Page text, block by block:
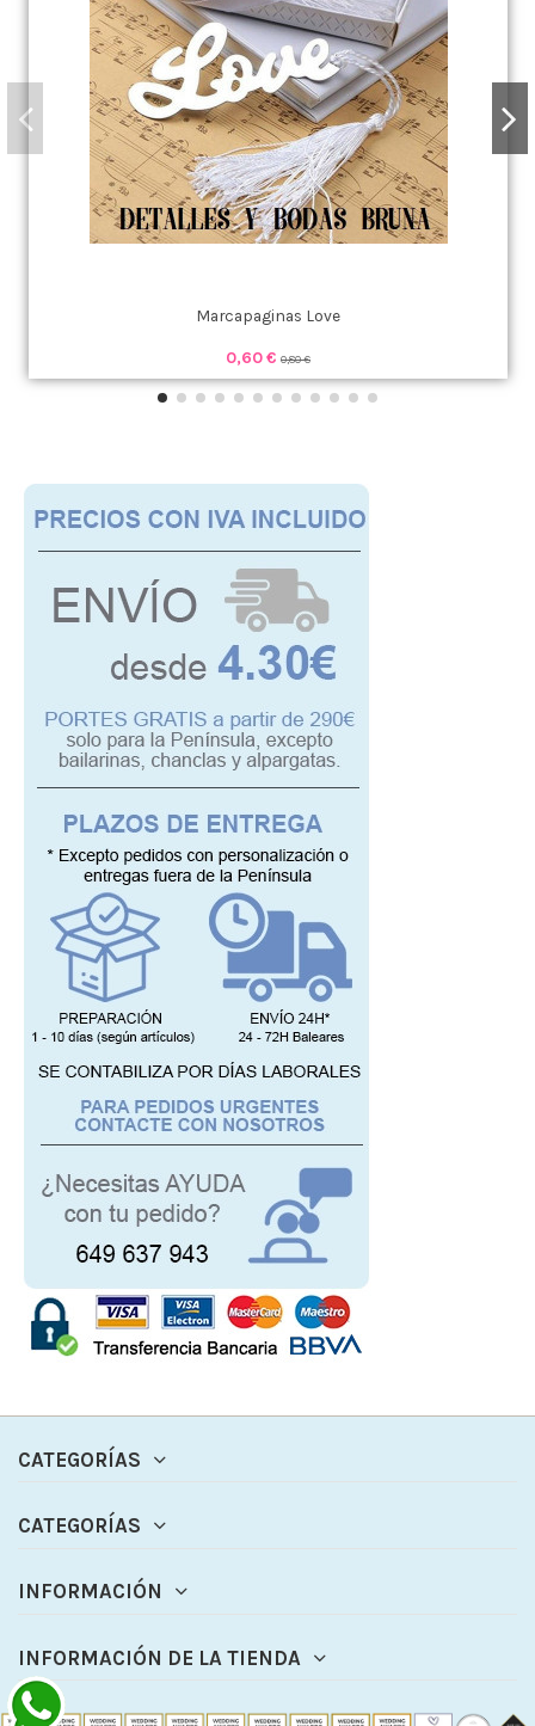
Marcapaginas Love
0,60 € 0,80 €
CATEGORÍAS
CATEGORÍAS
INFORMACIÓN
INFORMACIÓN DE LA TIENDA